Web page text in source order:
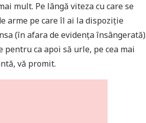
mult. Pe lângă viteza cu care se
arme pe care îl ai la dispoziție
(în afara de evidența însângerată)
ca apoi să urle, pe cea mai
vă promit.